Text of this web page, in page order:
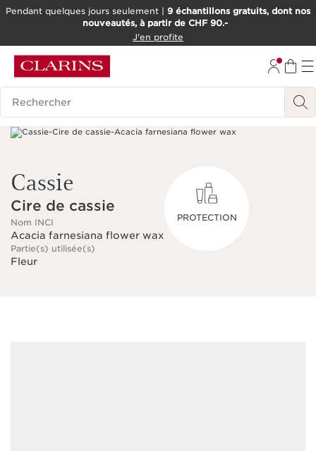
ALLER AU CONTENU
OUTIL D'ACCESSIBILITÉ
Pendant quelques jours seulement | 9 échantillons gratuits, dont nos
nouveautés, à partir de CHF 90.-
J'en profite
Historique des recherches
Cassie
Cire de cassie
Nom INCI
Acacia farnesiana flower wax
Partie(s) utilisée(s)
Fleur
PROTECTION